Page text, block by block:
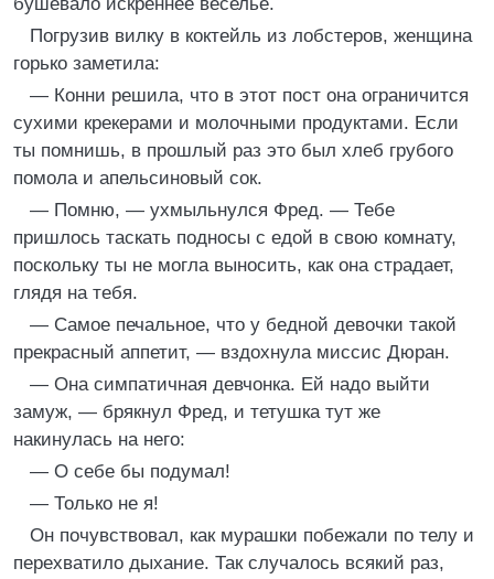
Погрузив вилку в коктейль из лобстеров, женщина
горько заметила:
— Конни решила, что в этот пост она ограничится
сухими крекерами и молочными продуктами. Если
ты помнишь, в прошлый раз это был хлеб грубого
помола и апельсиновый сок.
— Помню, — ухмыльнулся Фред. — Тебе
пришлось таскать подносы с едой в свою комнату,
поскольку ты не могла выносить, как она страдает,
глядя на тебя.
— Самое печальное, что у бедной девочки такой
прекрасный аппетит, — вздохнула миссис Дюран.
— Она симпатичная девчонка. Ей надо выйти
замуж, — брякнул Фред, и тетушка тут же
накинулась на него:
— О себе бы подумал!
— Только не я!
Он почувствовал, как мурашки побежали по телу и
перехватило дыхание. Так случалось всякий раз,